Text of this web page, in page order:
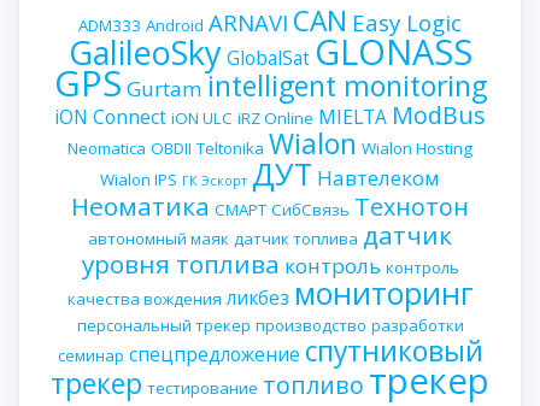
ADM333 Android ARNAVI CAN Easy Logic
GalileoSky GlobalSat GLONASS
GPS Gurtamintelligent monitoring
iON Connect iON ULC iRZ Online MIELTA ModBus
Neomatica OBDII Teltonika Wialon Wialon Hosting
Wialon IPS ГК Эскорт ДУТ Навтелеком
Неоматика СМАРТ СибСвязь Технотон
автономный маяк датчик топлива датчик
уровня топлива контроль контроль
качества вождения ликбез мониторинг
персональный трекер производство разработки
семинар спецпредложение спутниковый
трекер тестирование топливо трекер